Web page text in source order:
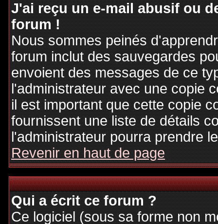
J'ai reçu un e-mail abusif ou
forum !
Nous sommes peinés
forum inclut des sauvegardes
envoient des messages de ce
l'administrateur avec une copie
il est important que cette copie
fournissent une liste de détails
l'administrateur pourra prendre
Revenir en haut de page
Qui a écrit ce forum ?
Ce logiciel (sous sa forme non